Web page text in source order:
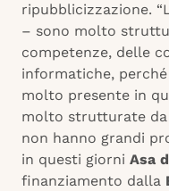
ripubblicizzazione.
– sono molto
competenze, delle
informatiche,
molto presente in
molto strutturate
non hanno grandi
in questi giorni Asa
finanziamento dalla